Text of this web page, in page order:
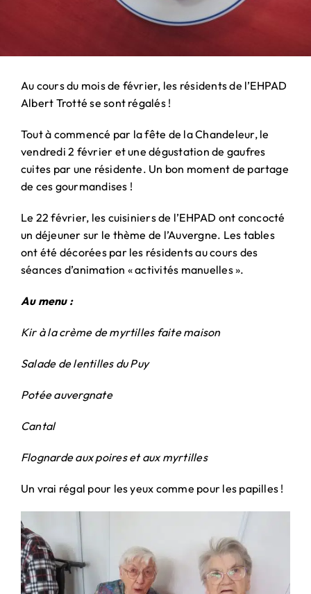
Au cours du mois de février, les résidents de l’EHPAD
Albert Trotté se sont régalés !
Tout à commencé par la fête de la Chandeleur, le
vendredi 2 février et une dégustation de gaufres
cuites par une résidente. Un bon moment de partage
de ces gourmandises !
Le 22 février, les cuisiniers de l’EHPAD ont concocté
un déjeuner sur le thème de l’Auvergne. Les tables
ont été décorées par les résidents au cours des
séances d’animation « activités manuelles ».
Au menu :
Kir à la crème de myrtilles faite maison
Salade de lentilles du Puy
Potée auvergnate
Cantal
Flognarde aux poires et aux myrtilles
Un vrai régal pour les yeux comme pour les papilles !